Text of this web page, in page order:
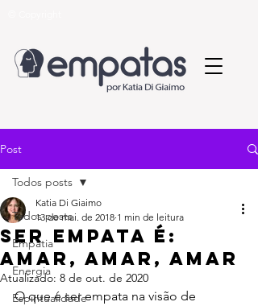
Post
Todos posts
Empatia
Energia
Espiritualidade
Todos posts
Ser empata é:
amar, amar, amar
Katia Di Giaimo
13 de mai. de 2018 1 min de leitura
Atualizado: 8 de out. de 2020
O que é ser empata na visão de